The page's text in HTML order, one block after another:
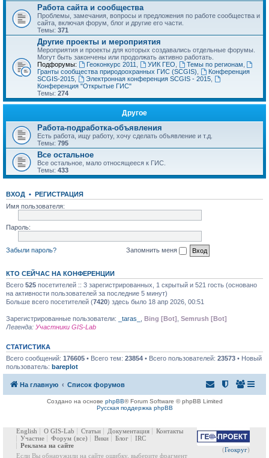
Работа сайта и сообщества
Проблемы, замечания, вопросы и предложения по работе сообщества и
сайта, включая форум, блог и другие его части.
Темы: 371
Другие проекты и мероприятия
Мероприятия и проекты для которых создавались отдельные форумы.
Могут быть закончены или продолжать активно работать.
Подфорумы:
Геоконкурс 2011 УИК ГЕО Темы по регионам
Гранты сообщества природоохранных ГИС (SCGIS)
Конференция
SCGIS-2015
Электронная конференция SCGIS - 2015,
Конференция "Открытые ГИС"
Темы: 274
Другое
Работа-подработка-объявления
Есть работа, ищу работу, хочу сделать объявление и т.д.
Темы: 795
Все остальное
Все остальное, мало относящееся к ГИС.
Темы: 433
ВХОД • РЕГИСТРАЦИЯ
Имя пользователя:
Пароль:
Забыли пароль? Запомнить меня
КТО СЕЙЧАС НА КОНФЕРЕНЦИИ
Всего 525 посетителей :: 3 зарегистрированных, 1 скрытый и 521 гость (основано
на активности пользователей за последние 5 минут)
Больше всего посетителей (7420) здесь было 18 апр 2026, 00:51
Зарегистрированные пользователи: _taras_ Bing [Bot] Semrush [Bot]
Легенда: Участники GIS-Lab
СТАТИСТИКА
Всего сообщений: 176605 • Всего тем: 23854 • Всего пользователей: 23573 • Новый
пользователь: bareplot
На главную Список форумов
Создано на основе phpBB® Forum Software © phpBB Limited
Русская поддержка phpBB
(Геокруг)
English О GIS-Lab Статьи Документация
Контакты
Участие
Форум (все) Вики Блог
IRC
Реклама на сайте
Если Вы обнаружили на сайте ошибку, выберите фрагмент